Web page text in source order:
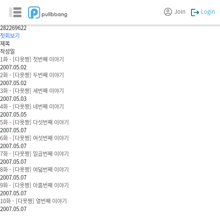
Join Login
다욧짱
282269622
첫회보기
제목
작성일
1화 - [다욧짱] 첫번째 이야기
2007.05.02
2화 - [다욧짱] 두번째 이야기
2007.05.02
3화 - [다욧짱] 세번째 이야기
2007.05.03
4화 - [다욧짱] 네번째 이야기
2007.05.05
5화 - [다욧짱] 다섯번째 이야기
2007.05.07
6화 - [다욧짱] 여섯번째 이야기
2007.05.07
7화 - [다욧짱] 일곱번째 이야기
2007.05.07
8화 - [다욧짱] 여덟번째 이야기
2007.05.07
9화 - [다욧짱] 아홉번째 이야기
2007.05.07
10화 - [다욧짱] 열번째 이야기
2007.05.07